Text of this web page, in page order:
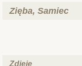
Zięba, Samiec
Zdjęie